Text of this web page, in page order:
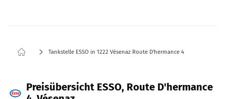
Tankstelle ESSO in 1222 Vésenaz Route D'hermance 4
Preisübersicht ESSO, Route D'hermance